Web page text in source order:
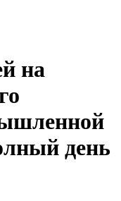
на
день